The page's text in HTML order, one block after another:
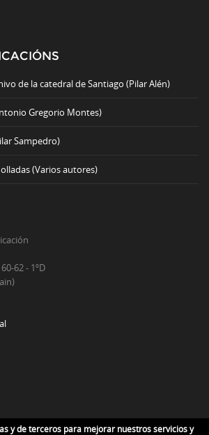
de la catedral de Santiago (Pilar Alén)
Gregorio Montes)
Sampedro)
olladas (Varios autores)
62 - 1ºD
y de terceros para mejorar nuestros servicios y